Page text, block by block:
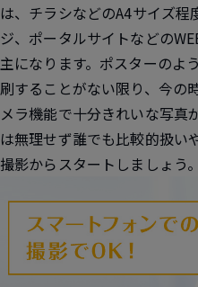
は、チラシなどのA4サイズ程
ジ、ポータルサイトなどの
主になります。ポスターのよ
刷することがない限り、今の
メラ機能で十分きれいな写真
は無理せず誰でも比較的扱い
撮影からスタートしましょう。